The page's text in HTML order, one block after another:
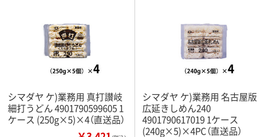
シマダヤ ケ)業務用 真打讃岐
細打うどん 4901790599605 1
ケース (250g×5)×4（直送品）
シマダヤ ケ)業務用 名古屋版
広延きしめん240
4901790617019 1ケース
(240g×5)×4PC（直送品）